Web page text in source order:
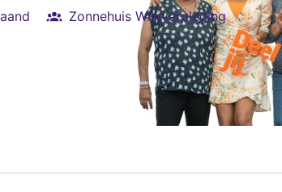
Zonnehuis Wijkverpleging